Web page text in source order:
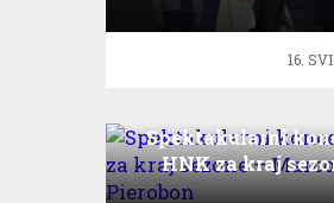
16.
Spektakularni
HNK za kraj
Marco